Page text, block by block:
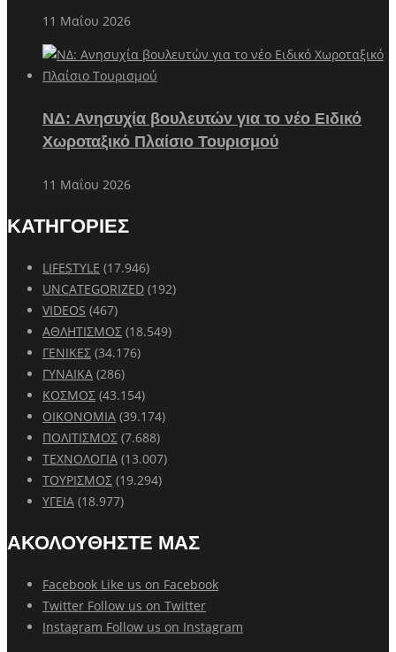
11 Μαΐου 2026
ΝΔ: Ανησυχία βουλευτών για το νέο Ειδικό
Χωροταξικό Πλαίσιο Τουρισμού
11 Μαΐου 2026
ΚΑΤΗΓΟΡΙΕΣ
LIFESTYLE (17.946)
UNCATEGORIZED (192)
VIDEOS (467)
ΑΘΛΗΤΙΣΜΟΣ (18.549)
ΓΕΝΙΚΕΣ (34.176)
ΓΥΝΑΙΚΑ (286)
ΚΟΣΜΟΣ (43.154)
ΟΙΚΟΝΟΜΙΑ (39.174)
ΠΟΛΙΤΙΣΜΟΣ (7.688)
ΤΕΧΝΟΛΟΓΙΑ (13.007)
ΤΟΥΡΙΣΜΟΣ (19.294)
ΥΓΕΙΑ (18.977)
ΑΚΟΛΟΥΘΗΣΤΕ ΜΑΣ
Facebook Like us on Facebook
Twitter Follow us on Twitter
Instagram Follow us on Instagram